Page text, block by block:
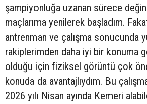
şampiyonluğa uzanan sürece
maçlarıma yenilerek başladım.
antrenman ve çalışma sonucunda
rakiplerimden daha iyi bir konuma
olduğu için fiziksel görüntü çok
konuda da avantajlıydım. Bu
2026 yılı Nisan ayında Kemeri